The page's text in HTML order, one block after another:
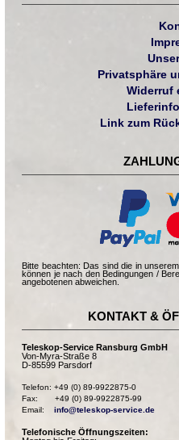
Privatsphäre
Widerruf
Link zum
Bitte beachten: Das sind die in
können je nach den Bedingungen /
angebotenen abweichen.
KONTAKT &
Teleskop-Service Ransburg GmbH
Von-Myra-Straße 8
D-85599 Parsdorf
Telefon: +49 (0) 89-9922875-0
Fax:       +49 (0) 89-9922875-99
Email: info@teleskop-service.de
Telefonische Öffnungszeiten: